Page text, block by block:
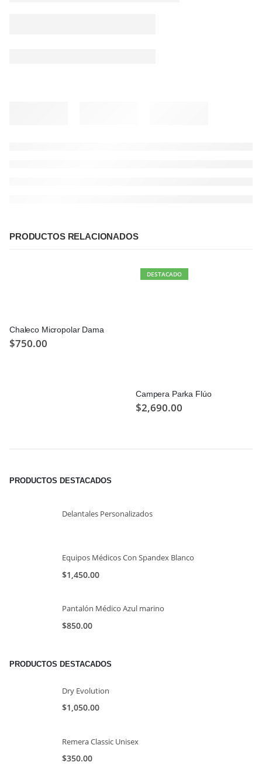
PRODUCTOS RELACIONADOS
Chaleco Micropolar Dama
$750.00
DESTACADO
Campera Parka Flúo
$2,690.00
PRODUCTOS DESTACADOS
Delantales Personalizados
Equipos Médicos Con Spandex Blanco
$1,450.00
Pantalón Médico Azul marino
$850.00
PRODUCTOS DESTACADOS
Dry Evolution
$1,050.00
Remera Classic Unisex
$350.00